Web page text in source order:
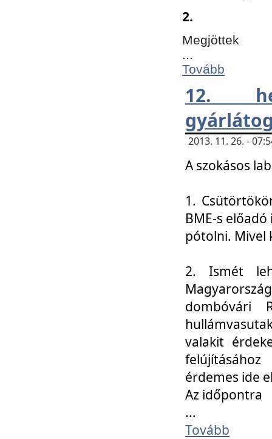
2.
Megjöttek
...
Tovább
12.
2013. 11. 26. -
A szokásos
1.
BME-s
pótolni. Mivel
2. Ismét
dombóvári
valakit
érdemes ide
Az időpontra
...
Tovább